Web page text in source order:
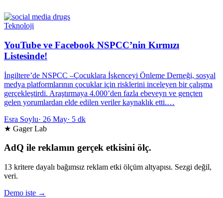
Teknoloji
YouTube ve Facebook NSPCC’nin Kırmızı
Listesinde!
İngiltere’de NSPCC –Çocuklara İşkenceyi Önleme Derneği, sosyal
medya platformlarının çocuklar için risklerini inceleyen bir çalışma
gerçekleştirdi. Araştırmaya 4.000’den fazla ebeveyn ve gençten
gelen yorumlardan elde edilen veriler kaynaklık etti.…
Esra Soylu· 26 May· 5 dk
★ Gager Lab
AdQ ile reklamın gerçek etkisini ölç.
13 kritere dayalı bağımsız reklam etki ölçüm altyapısı. Sezgi değil,
veri.
Demo iste →